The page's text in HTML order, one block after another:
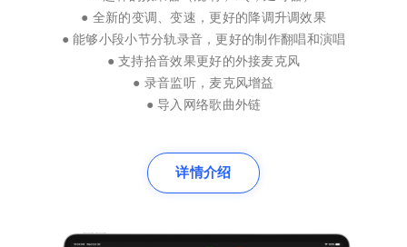
● 全新的变调、变速，更好的降调升调效果
● 能够小段小节分轨录音，更好的制作翻唱和演唱
● 支持拾音效果更好的外接麦克风
● 录音监听，麦克风增益
● 导入网络歌曲外链
详情介绍